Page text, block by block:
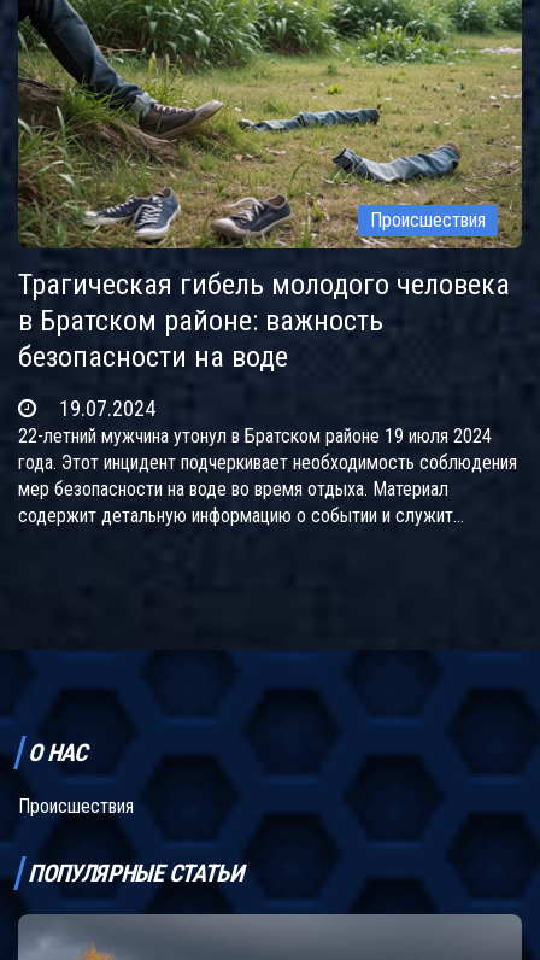
Происшествия
Трагическая гибель молодого человека
в Братском районе: важность
безопасности на воде
19.07.2024
22-летний мужчина утонул в Братском районе 19 июля 2024
года. Этот инцидент подчеркивает необходимость соблюдения
мер безопасности на воде во время отдыха. Материал
содержит детальную информацию о событии и служит
О НАС
Происшествия
ПОПУЛЯРНЫЕ СТАТЬИ